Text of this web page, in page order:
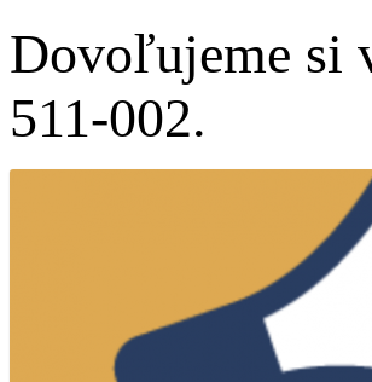
Dovoľujeme si
511-002.